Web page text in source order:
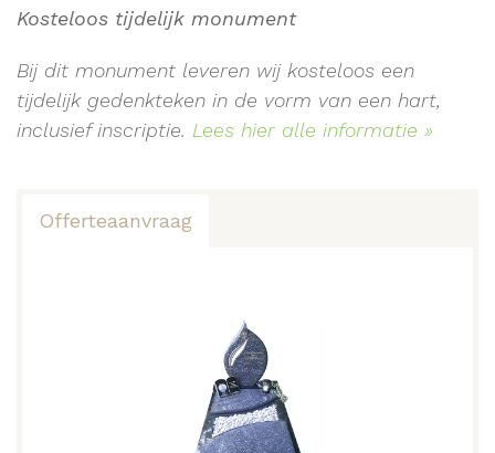
Kosteloos tijdelijk monument
Bij dit monument leveren wij kosteloos een
tijdelijk gedenkteken in de vorm van een hart,
inclusief inscriptie. Lees hier alle informatie »
Offerteaanvraag